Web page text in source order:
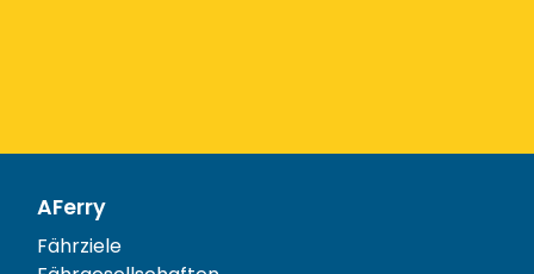
AFerry
Fährziele